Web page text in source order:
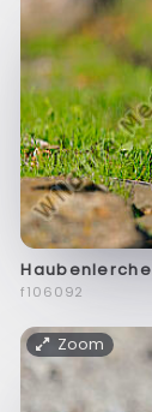
Haubenlerche
f106092
Zoom